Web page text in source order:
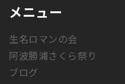
メニュー
生名ロマンの会
阿波勝浦さくら祭り
ブログ